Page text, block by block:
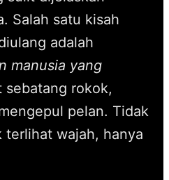
Salah satu kisah
adalah
manusia yang
sebatang rokok,
pelan. Tidak
wajah, hanya